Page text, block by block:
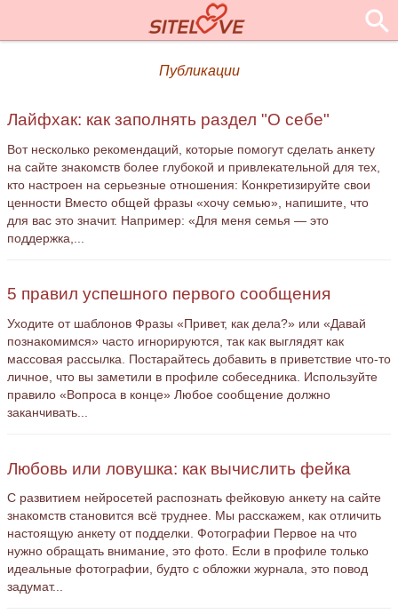
Публикации
Лайфхак: как заполнять раздел "О себе"
Вот несколько рекомендаций, которые помогут сделать анкету
на сайте знакомств более глубокой и привлекательной для тех,
кто настроен на серьезные отношения: Конкретизируйте свои
ценности Вместо общей фразы «хочу семью», напишите, что
для вас это значит. Например: «Для меня семья — это
поддержка,...
5 правил успешного первого сообщения
Уходите от шаблонов Фразы «Привет, как дела?» или «Давай
познакомимся» часто игнорируются, так как выглядят как
массовая рассылка. Постарайтесь добавить в приветствие что-то
личное, что вы заметили в профиле собеседника. Используйте
правило «Вопроса в конце» Любое сообщение должно
заканчивать...
Любовь или ловушка: как вычислить фейка
С развитием нейросетей распознать фейковую анкету на сайте
знакомств становится всё труднее. Мы расскажем, как отличить
настоящую анкету от подделки. Фотографии Первое на что
нужно обращать внимание, это фото. Если в профиле только
идеальные фотографии, будто с обложки журнала, это повод
задумат...